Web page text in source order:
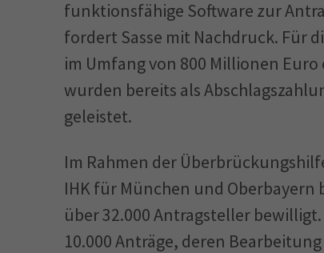
funktionsfähige Software zur
fordert Sasse mit Nachdruck. Für
im Umfang von 800 Millionen
wurden bereits als
geleistet.
Im Rahmen der
IHK für München und Oberbayern
über 32.000 Antragsteller
10.000 Anträge, deren